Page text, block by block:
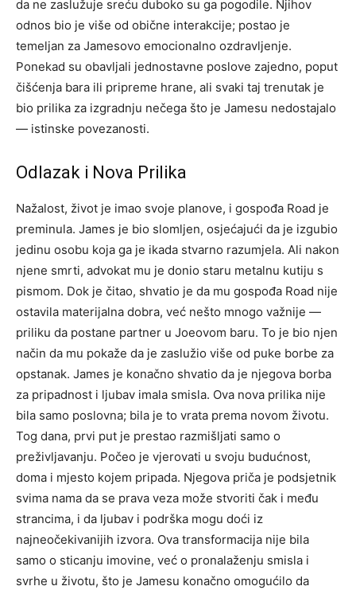
da ne zaslužuje sreću duboko su ga pogodile. Njihov
odnos bio je više od obične interakcije; postao je
temeljan za Jamesovo emocionalno ozdravljenje.
Ponekad su obavljali jednostavne poslove zajedno, poput
čišćenja bara ili pripreme hrane, ali svaki taj trenutak je
bio prilika za izgradnju nečega što je Jamesu nedostajalo
— istinske povezanosti.
Odlazak i Nova Prilika
Nažalost, život je imao svoje planove, i gospođa Road je
preminula. James je bio slomljen, osjećajući da je izgubio
jedinu osobu koja ga je ikada stvarno razumjela. Ali nakon
njene smrti, advokat mu je donio staru metalnu kutiju s
pismom. Dok je čitao, shvatio je da mu gospođa Road nije
ostavila materijalna dobra, već nešto mnogo važnije —
priliku da postane partner u Joeovom baru. To je bio njen
način da mu pokaže da je zaslužio više od puke borbe za
opstanak. James je konačno shvatio da je njegova borba
za pripadnost i ljubav imala smisla. Ova nova prilika nije
bila samo poslovna; bila je to vrata prema novom životu.
Tog dana, prvi put je prestao razmišljati samo o
preživljavanju. Počeo je vjerovati u svoju budućnost,
doma i mjesto kojem pripada. Njegova priča je podsjetnik
svima nama da se prava veza može stvoriti čak i među
strancima, i da ljubav i podrška mogu doći iz
najneočekivanijih izvora. Ova transformacija nije bila
samo o sticanju imovine, već o pronalaženju smisla i
svrhe u životu, što je Jamesu konačno omogućilo da